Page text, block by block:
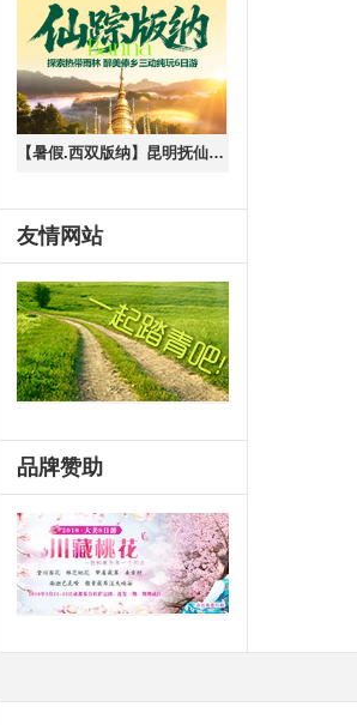
【暑假.西双版纳】昆明抚仙湖 野象谷 原始森林公园 中科植物园 傣族园休闲6日游
友情网站
品牌赞助